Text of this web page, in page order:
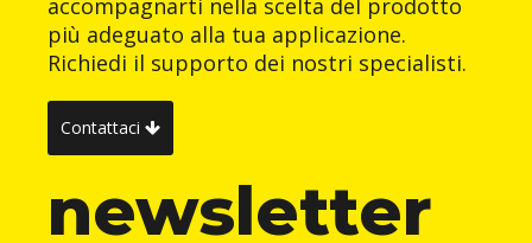
accompagnarti nella scelta del prodotto
più adeguato alla tua applicazione.
Richiedi il supporto dei nostri specialisti.
Contattaci
newsletter